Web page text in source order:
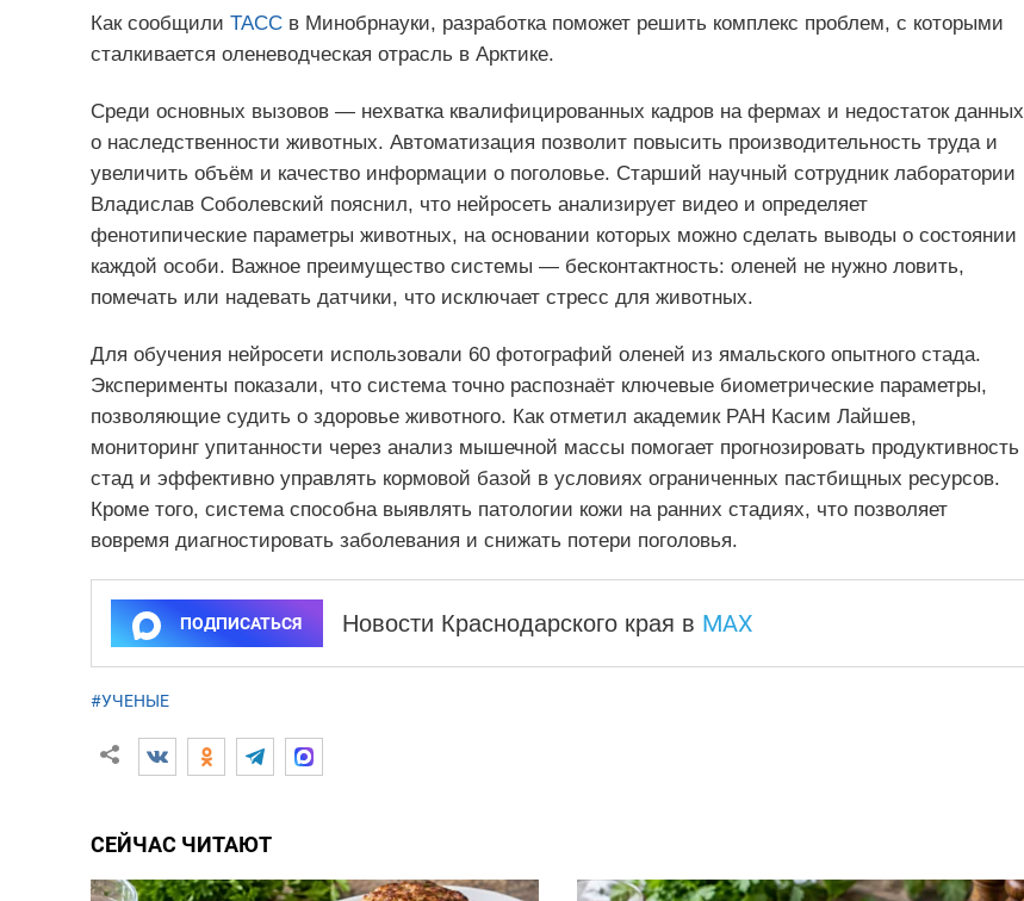
Как сообщили ТАССв Минобрнауки, разработка поможет решить комплекс проблем, с которыми
сталкивается оленеводческая отрасль в Арктике.
Среди основных вызовов — нехватка квалифицированных кадров на фермах и недостаток данных
о наследственности животных. Автоматизация позволит повысить производительность труда и
увеличить объём и качество информации о поголовье. Старший научный сотрудник лаборатории
Владислав Соболевский пояснил, что нейросеть анализирует видео и определяет
фенотипические параметры животных, на основании которых можно сделать выводы о состоянии
каждой особи. Важное преимущество системы — бесконтактность: оленей не нужно ловить,
помечать или надевать датчики, что исключает стресс для животных.
Для обучения нейросети использовали 60 фотографий оленей из ямальского опытного стада.
Эксперименты показали, что система точно распознаёт ключевые биометрические параметры,
позволяющие судить о здоровье животного. Как отметил академик РАН Касим Лайшев,
мониторинг упитанности через анализ мышечной массы помогает прогнозировать продуктивность
стад и эффективно управлять кормовой базой в условиях ограниченных пастбищных ресурсов.
Кроме того, система способна выявлять патологии кожи на ранних стадиях, что позволяет
вовремя диагностировать заболевания и снижать потери поголовья.
ПОДПИСАТЬСЯ Новости Краснодарского края в MAX
#УЧЕНЫЕ
СЕЙЧАС ЧИТАЮТ